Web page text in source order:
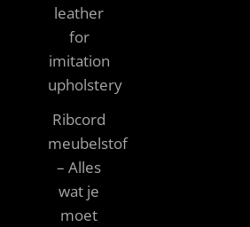
leather
for
imitation
upholstery
Ribcord
meubelstof
– Alles
wat je
moet